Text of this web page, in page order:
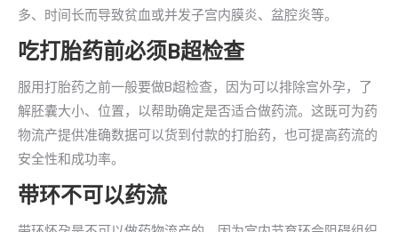
多、时间长而导致贫血或并发子宫内膜炎、盆腔炎等。
吃打胎药前必须B超检查
服用打胎药之前一般要做B超检查，因为可以排除宫外孕，了
解胚囊大小、位置，以帮助确定是否适合做药流。这既可为药
物流产提供准确数据可以货到付款的打胎药，也可提高药流的
安全性和成功率。
带环不可以药流